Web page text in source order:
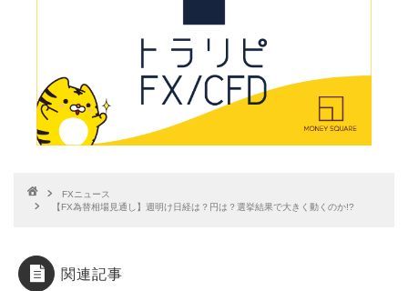
FXニュース
【FX為替相場見通し】週明け日経は？円は？選挙結果で大きく動くのか!?
関連記事